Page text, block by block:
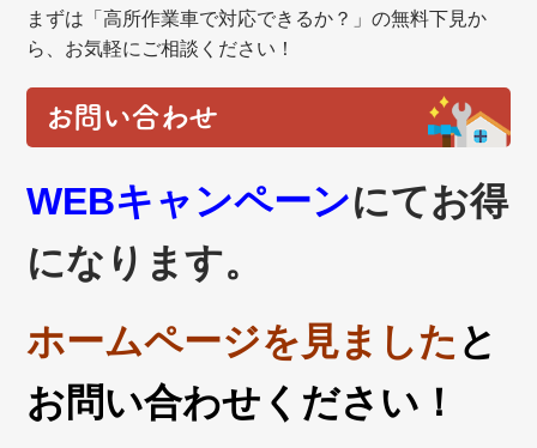
まずは「高所作業車で対応できるか？」の無料下見か
ら、お気軽にご相談ください！
お問い合わせ
WEBキャンペーンにてお得
になります。
ホームページを見ました と
お問い合わせください！